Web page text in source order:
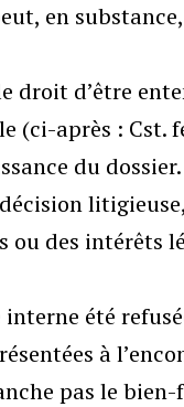
en
droit d’être
(ci-après : Cst.
du
des intérêts
été
à
pas le bien-